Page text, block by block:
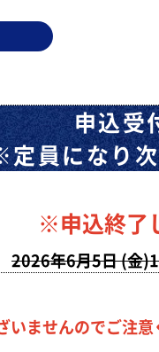
申込
員になり
※申込終了
2026年6月5日 (金
ませんのでご注意